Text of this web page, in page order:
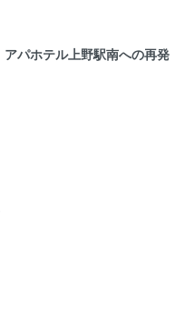
パホテル上野駅南への再発